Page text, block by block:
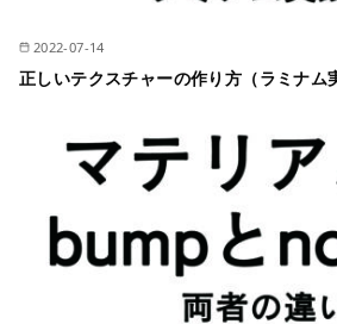
2022-07-14
正しいテクスチャーの作り方（ラミナム